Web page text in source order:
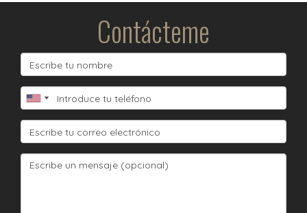
Contácteme